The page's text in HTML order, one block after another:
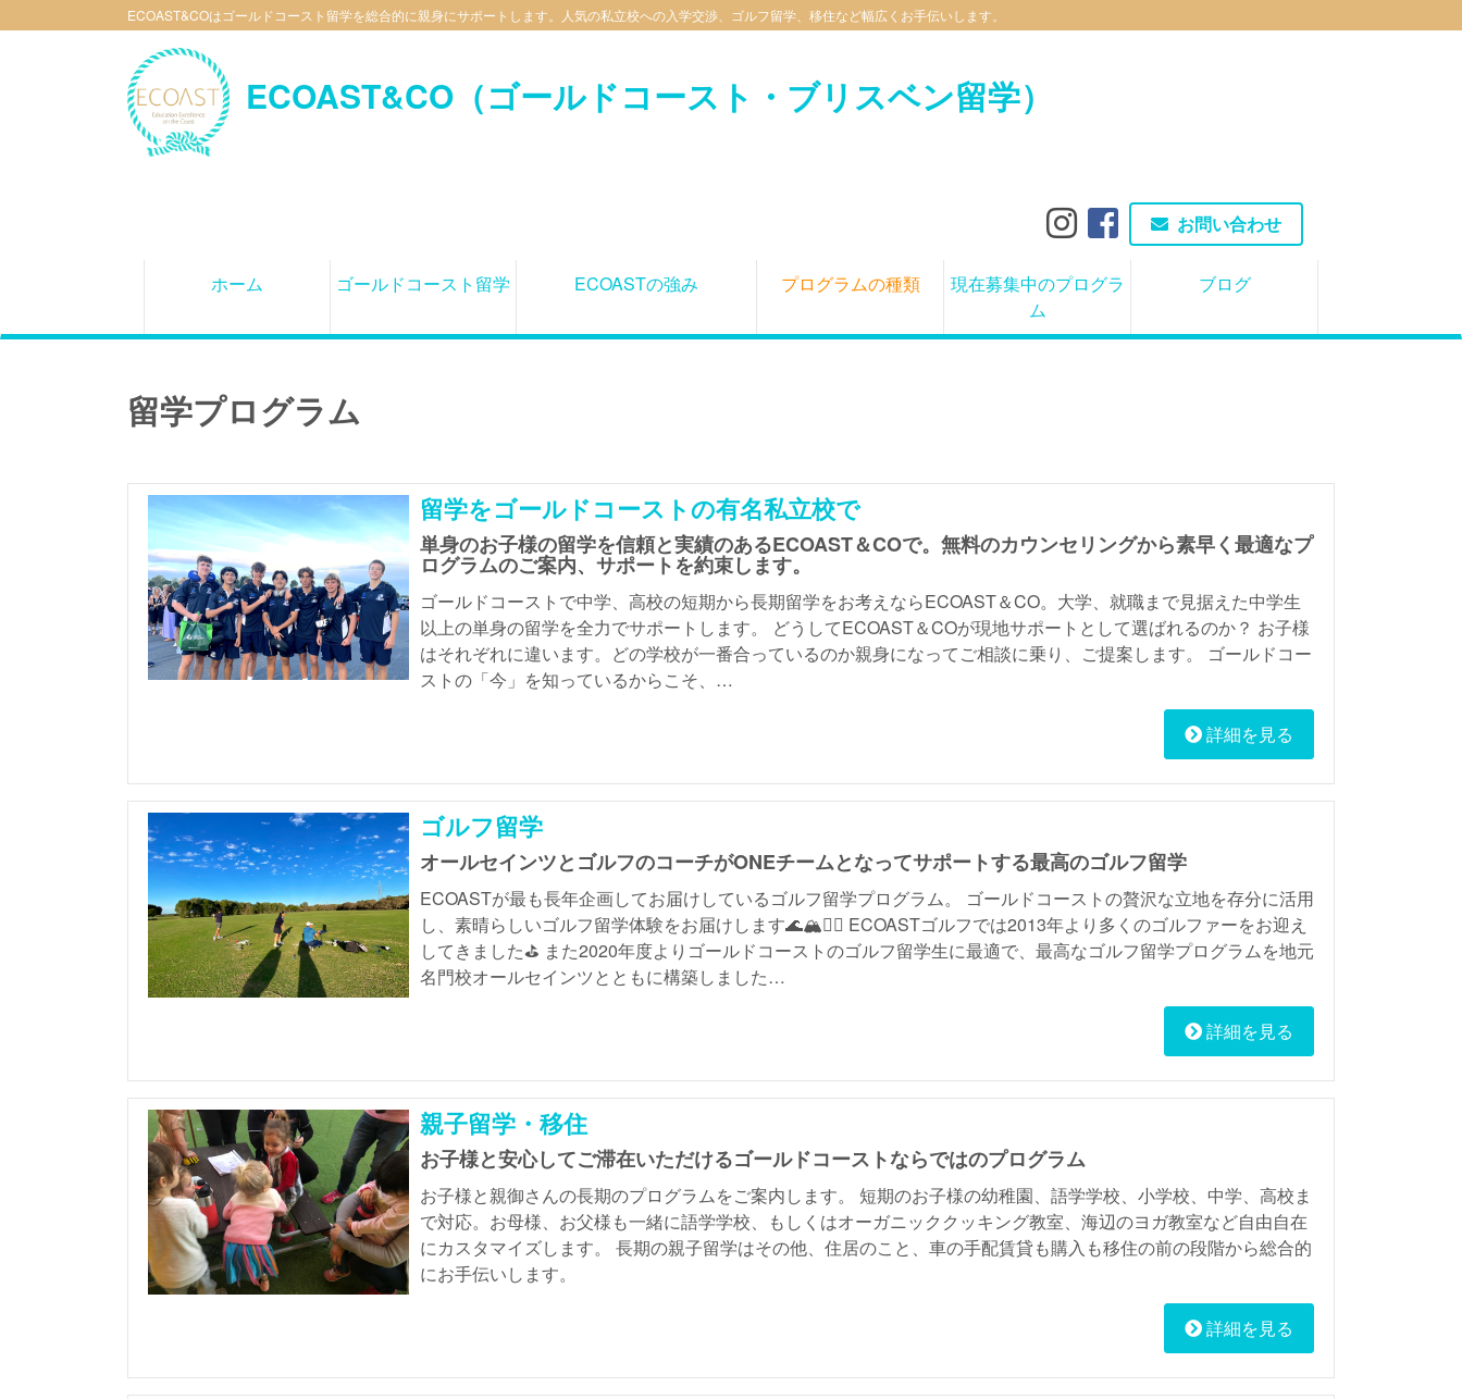
イ
ECOAST&COはゴールドコースト留学を総合的に親身にサポートします。人気の私立校への入学交渉、ゴルフ留学、移住など幅広くお手伝いします。
ECOAST&CO（ゴールドコースト・ブリスベン留学）
お問い合わせ
navigation
ホーム ゴールドコースト留学 ECOASTの強み プログラムの種類
現在募集中のプログラ
ム
ブログ
留学プログラム
留学をゴールドコーストの有名私立校で
単身のお子様の留学を信頼と実績のあるECOAST＆COで。無料のカウンセリングから素早く最適なプ
ログラムのご案内、サポートを約束します。
ゴールドコーストで中学、高校の短期から長期留学をお考えならECOAST＆CO。大学、就職まで見据えた中学生
以上の単身の留学を全力でサポートします。 どうしてECOAST＆COが現地サポートとして選ばれるのか？ お子様
はそれぞれに違います。どの学校が一番合っているのか親身になってご相談に乗り、ご提案します。 ゴールドコー
ストの「今」を知っているからこそ、…
詳細を見る
ゴルフ留学
オールセインツとゴルフのコーチがONEチームとなってサポートする最高のゴルフ留学
ECOASTが最も長年企画してお届けしているゴルフ留学プログラム。 ゴールドコーストの贅沢な立地を存分に活用
し、素晴らしいゴルフ留学体験をお届けします🌊🏔🏌️‍♀️ ECOASTゴルフでは2013年より多くのゴルファーをお迎え
してきました⛳️ また2020年度よりゴールドコーストのゴルフ留学生に最適で、最高なゴルフ留学プログラムを地元
名門校オールセインツとともに構築しました…
詳細を見る
親子留学・移住
お子様と安心してご滞在いただけるゴールドコーストならではのプログラム
お子様と親御さんの長期のプログラムをご案内します。 短期のお子様の幼稚園、語学学校、小学校、中学、高校ま
で対応。お母様、お父様も一緒に語学学校、もしくはオーガニッククッキング教室、海辺のヨガ教室など自由自在
にカスタマイズします。 長期の親子留学はその他、住居のこと、車の手配賃貸も購入も移住の前の段階から総合的
にお手伝いします。
詳細を見る